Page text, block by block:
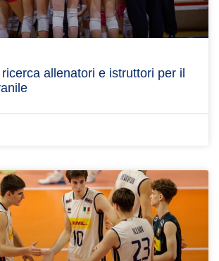
allenatori e istruttori per il